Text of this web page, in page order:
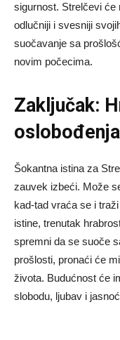
sigurnost. Strelčevi će
odlučniji i svesniji
suočavanje sa
novim počecima.
Zaključak:
oslobođenja
Šokantna istina za
zauvek izbeći. Može
kad-tad vraća se i
istine, trenutak
spremni da se suoče
prošlosti, pronaći će
života. Budućnost će
slobodu, ljubav i